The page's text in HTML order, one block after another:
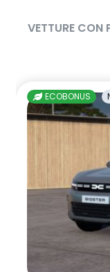
VETTURE CON
ECOBONUS